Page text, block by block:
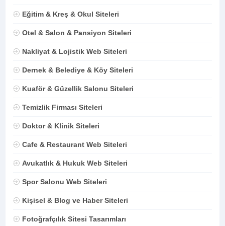
Eğitim & Kreş & Okul Siteleri
Otel & Salon & Pansiyon Siteleri
Nakliyat & Lojistik Web Siteleri
Dernek & Belediye & Köy Siteleri
Kuaför & Güzellik Salonu Siteleri
Temizlik Firması Siteleri
Doktor & Klinik Siteleri
Cafe & Restaurant Web Siteleri
Avukatlık & Hukuk Web Siteleri
Spor Salonu Web Siteleri
Kişisel & Blog ve Haber Siteleri
Fotoğrafçılık Sitesi Tasarımları